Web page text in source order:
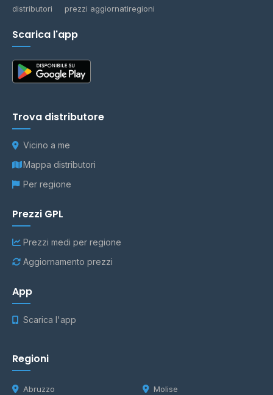
distributori prezzi aggiornatiregioni
Scarica l'app
Trova distributore
Vicino a me
Mappa distributori
Per regione
Prezzi GPL
Prezzi medi per regione
Aggiornamento prezzi
App
Scarica l'app
Regioni
Abruzzo Molise